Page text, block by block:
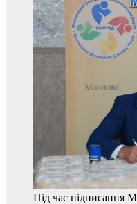
Під час підписання